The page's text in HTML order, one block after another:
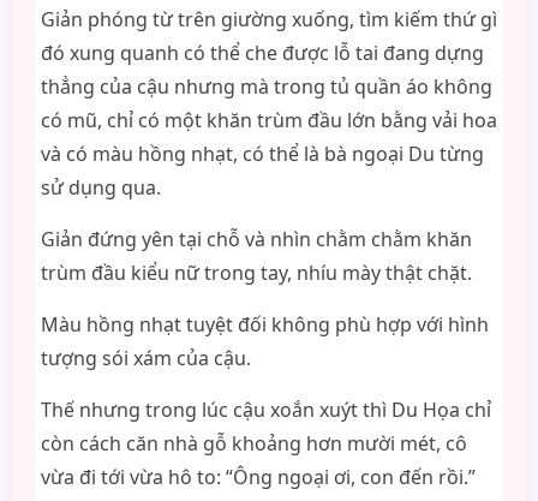
Giản phóng từ trên giường xuống, tìm kiếm thứ gì
đó xung quanh có thể che được lỗ tai đang dựng
thẳng của cậu nhưng mà trong tủ quần áo không
có mũ, chỉ có một khăn trùm đầu lớn bằng vải hoa
và có màu hồng nhạt, có thể là bà ngoại Du từng
sử dụng qua.
Giản đứng yên tại chỗ và nhìn chằm chằm khăn
trùm đầu kiểu nữ trong tay, nhíu mày thật chặt.
Màu hồng nhạt tuyệt đối không phù hợp với hình
tượng sói xám của cậu.
Thế nhưng trong lúc cậu xoắn xuýt thì Du Họa chỉ
còn cách căn nhà gỗ khoảng hơn mười mét, cô
vừa đi tới vừa hô to: “Ông ngoại ơi, con đến rồi.”